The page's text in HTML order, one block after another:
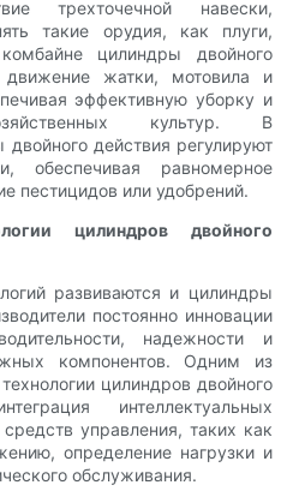
трехточечной навески,
такие орудия, как плуги,
цилиндры двойного
движение жатки, мотовила и
эффективную уборку и
культур. В
действия регулируют
обеспечивая равномерное
пестицидов или удобрений.
цилиндров двойного
развиваются и цилиндры
постоянно инновации
надежности и
компонентов. Одним из
цилиндров двойного
интеллектуальных
управления, таких как
определение нагрузки и
обслуживания.